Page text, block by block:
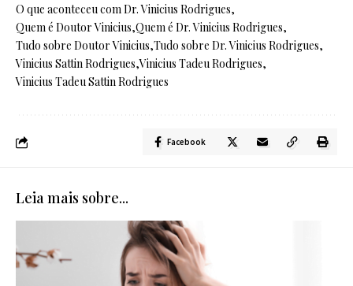
O que aconteceu com Dr. Vinicius Rodrigues
Quem é Doutor Vinicius Quem é Dr. Vinicius Rodrigues
Tudo sobre Doutor Vinicius Tudo sobre Dr. Vinicius Rodrigues
Vinicius Sattin Rodrigues Vinicius Tadeu Rodrigues
Vinicius Tadeu Sattin Rodrigues
Facebook
Leia mais sobre...